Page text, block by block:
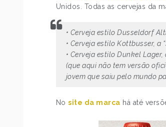
Unidos. Todas as cervejas da
• Cerveja estilo Dusseldorf
• Cerveja estiloKottbusser, a
• Cerveja estiloDunkel Lager,
(que aqui não tem versão
jovem que saiu pelo mundo
Nosite da marca há até
POST ANTERIOR
BONECOS ALICE IN
WONDERLAND DA TONNER